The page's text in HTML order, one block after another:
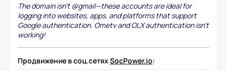
The domain isn't @gmail—these accounts are ideal for
logging into websites, apps, and platforms that support
Google authentication. Ometv and OLX authentication isn't
working!
Продвижение в соц.сетяхSocPower.io: